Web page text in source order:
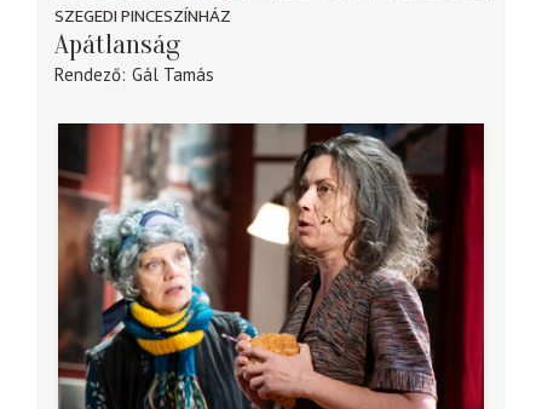
SZEGEDI PINCESZÍNHÁZ
Apátlanság
Rendező Gál Tamás